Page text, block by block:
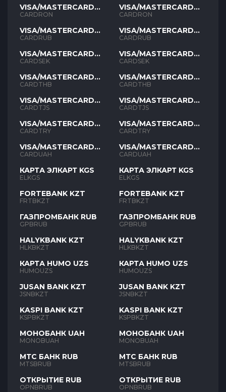
VISA/MASTERCARD
RON
CARDRON
VISA/MASTERCARD
RUB
CARDRUB
VISA/MASTERCARD
SEK
CARDSEK
VISA/MASTERCARD
THB
CARDTHB
VISA/MASTERCARD
TJS
CARDTJS
VISA/MASTERCARD
TYR
CARDTRY
VISA/MASTERCARD
UAH
CARDUAH
КАРТА ЭЛКАРТ KGS
ELKGS
FORTEBANK KZT
FRTBKZT
ГАЗПРОМБАНК RUB
GPBRUB
HALYKBANK KZT
HLKBKZT
КАРТА HUMO UZS
HUMOUZS
JUSAN BANK KZT
JSNBKZT
KASPI BANK KZT
KSPBKZT
МОНОБАНК UAH
MONOBUAH
МТС БАНК RUB
MTSBRUB
ОТКРЫТИЕ RUB
OPNBRUB
VISA/MASTERCARD
RON
CARDRON
VISA/MASTERCARD
RUB
CARDRUB
VISA/MASTERCARD
SEK
CARDSEK
VISA/MASTERCARD
THB
CARDTHB
VISA/MASTERCARD
TJS
CARDTJS
VISA/MASTERCARD
TYR
CARDTRY
VISA/MASTERCARD
UAH
CARDUAH
КАРТА ЭЛКАРТ KGS
ELKGS
FORTEBANK KZT
FRTBKZT
ГАЗПРОМБАНК RUB
GPBRUB
HALYKBANK KZT
HLKBKZT
КАРТА HUMO UZS
HUMOUZS
JUSAN BANK KZT
JSNBKZT
KASPI BANK KZT
KSPBKZT
МОНОБАНК UAH
MONOBUAH
МТС БАНК RUB
MTSBRUB
ОТКРЫТИЕ RUB
OPNBRUB